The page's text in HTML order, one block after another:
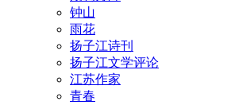
钟山
雨花
扬子江诗刊
扬子江文学评论
江苏作家
青春